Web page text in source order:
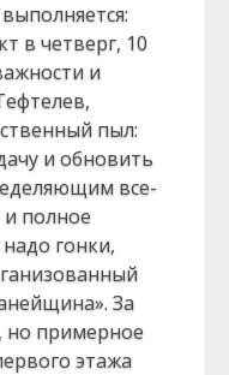
в четверг, 10
и
пыл:
и обновить
все-
и полное
гонки,
За
но примерное
этажа